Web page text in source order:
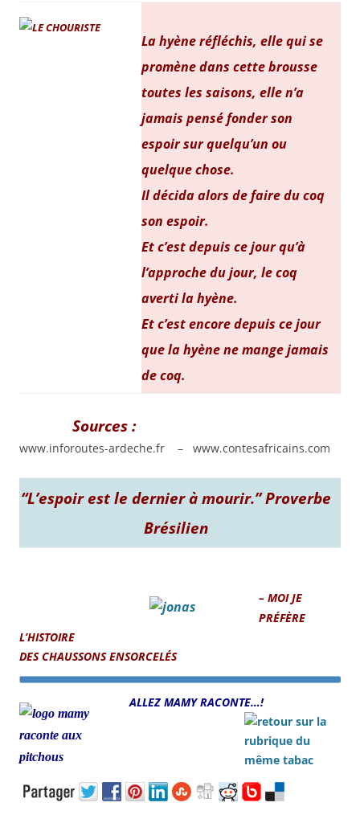
La hyène réfléchis, elle qui se
promène dans cette brousse
toutes les saisons, elle n’a
jamais pensé fonder son
espoir sur quelqu’un ou
quelque chose.
Il décida alors de faire du coq
son espoir.
Et c’est depuis ce jour qu’à
l’approche du jour, le coq
averti la hyène.
Et c’est encore depuis ce jour
que la hyène ne mange jamais
de coq.
Sources :
www.inforoutes-ardeche.fr – www.contesafricains.com
“L’espoir est le dernier à mourir.” Proverbe
Brésilien
– MOI JE
PRÉFÈRE
L’HISTOIRE
DES CHAUSSONS ENSORCELÉS
ALLEZ MAMY RACONTE…!